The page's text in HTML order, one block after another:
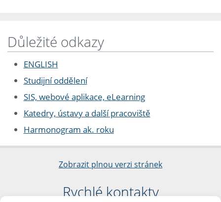
Důležité odkazy
ENGLISH
Studijní oddělení
SIS, webové aplikace, eLearning
Katedry, ústavy a další pracoviště
Harmonogram ak. roku
Zobrazit plnou verzi stránek
Rychlé kontakty